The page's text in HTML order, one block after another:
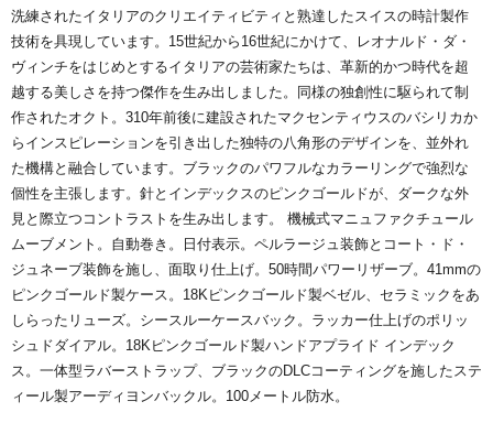
洗練されたイタリアのクリエイティビティと熟達したスイスの時計製作
技術を具現しています。15世紀から16世紀にかけて、レオナルド・ダ・
ヴィンチをはじめとするイタリアの芸術家たちは、革新的かつ時代を超
越する美しさを持つ傑作を生み出しました。同様の独創性に駆られて制
作されたオクト。310年前後に建設されたマクセンティウスのバシリカか
らインスピレーションを引き出した独特の八角形のデザインを、並外れ
た機構と融合しています。ブラックのパワフルなカラーリングで強烈な
個性を主張します。針とインデックスのピンクゴールドが、ダークな外
見と際立つコントラストを生み出します。 機械式マニュファクチュール
ムーブメント。自動巻き。日付表示。ペルラージュ装飾とコート・ド・
ジュネーブ装飾を施し、面取り仕上げ。50時間パワーリザーブ。41mmの
ピンクゴールド製ケース。18Kピンクゴールド製ベゼル、セラミックをあ
しらったリューズ。シースルーケースバック。ラッカー仕上げのポリッ
シュドダイアル。18Kピンクゴールド製ハンドアプライド インデック
ス。一体型ラバーストラップ、ブラックのDLCコーティングを施したステ
ィール製アーディヨンバックル。100メートル防水。